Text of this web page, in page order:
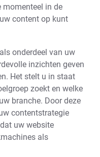
momenteel in de
content op kunt
onderdeel van uw
inzichten geven
Het stelt u in staat
zoekt en welke
branche. Door deze
contentstrategie
uw website
als